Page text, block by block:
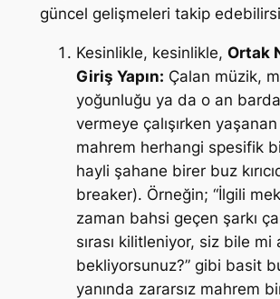
güncel gelişmeleri takip
Kesinlikle, kesinlikle, Ortak
Giriş Yapın: Çalan müzik,
yoğunluğu ya da o an
vermeye çalışırken
mahrem herhangi spesifik
hayli şahane birer buz
breaker). Örneğin; “İlgili
zaman bahsi geçen şarkı
sırası kilitleniyor, siz bile mi
bekliyorsunuz?” gibi basit
yanında zararsız mahrem